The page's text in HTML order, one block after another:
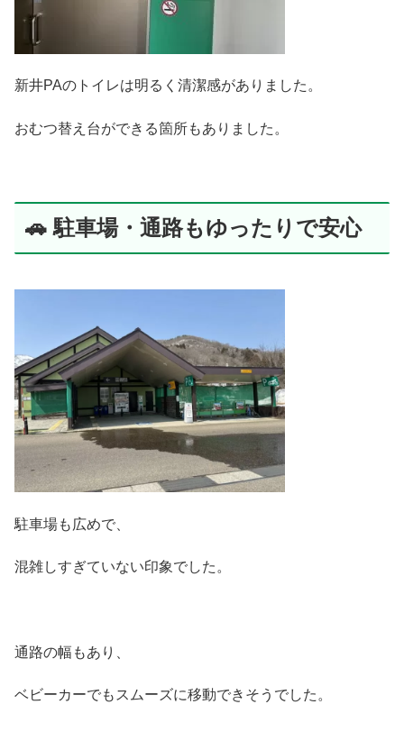
新井PAのトイレは明るく清潔感がありました。
おむつ替え台ができる箇所もありました。
🚗 駐車場・通路もゆったりで安心
駐車場も広めで、
混雑しすぎていない印象でした。
通路の幅もあり、
ベビーカーでもスムーズに移動できそうでした。